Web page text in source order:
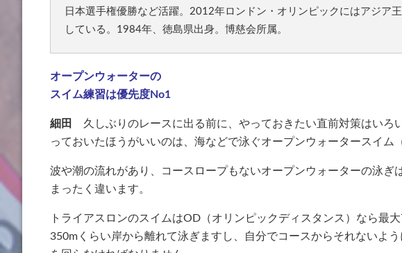
日本選手権優勝など活躍。2012年ロンドン・オリンピックにはアジア
している。1984年、徳島県出身。博慈会所属。
オープンウォーターの
スイム練習は優先度No1
細田
久しぶりのレースに出る前に、やっておきたい直前対策はいろ
っておいたほうがいいのは、海などで泳ぐオープンウォータースイム
波や潮の流れがあり、コースロープもないオープンウォーターの泳ぎ
まったく違います。
トライアスロンのスイムはOD（オリンピックディスタンス）なら最
350mくらい岸から離れて泳ぎますし、自分でコースからそれないよ